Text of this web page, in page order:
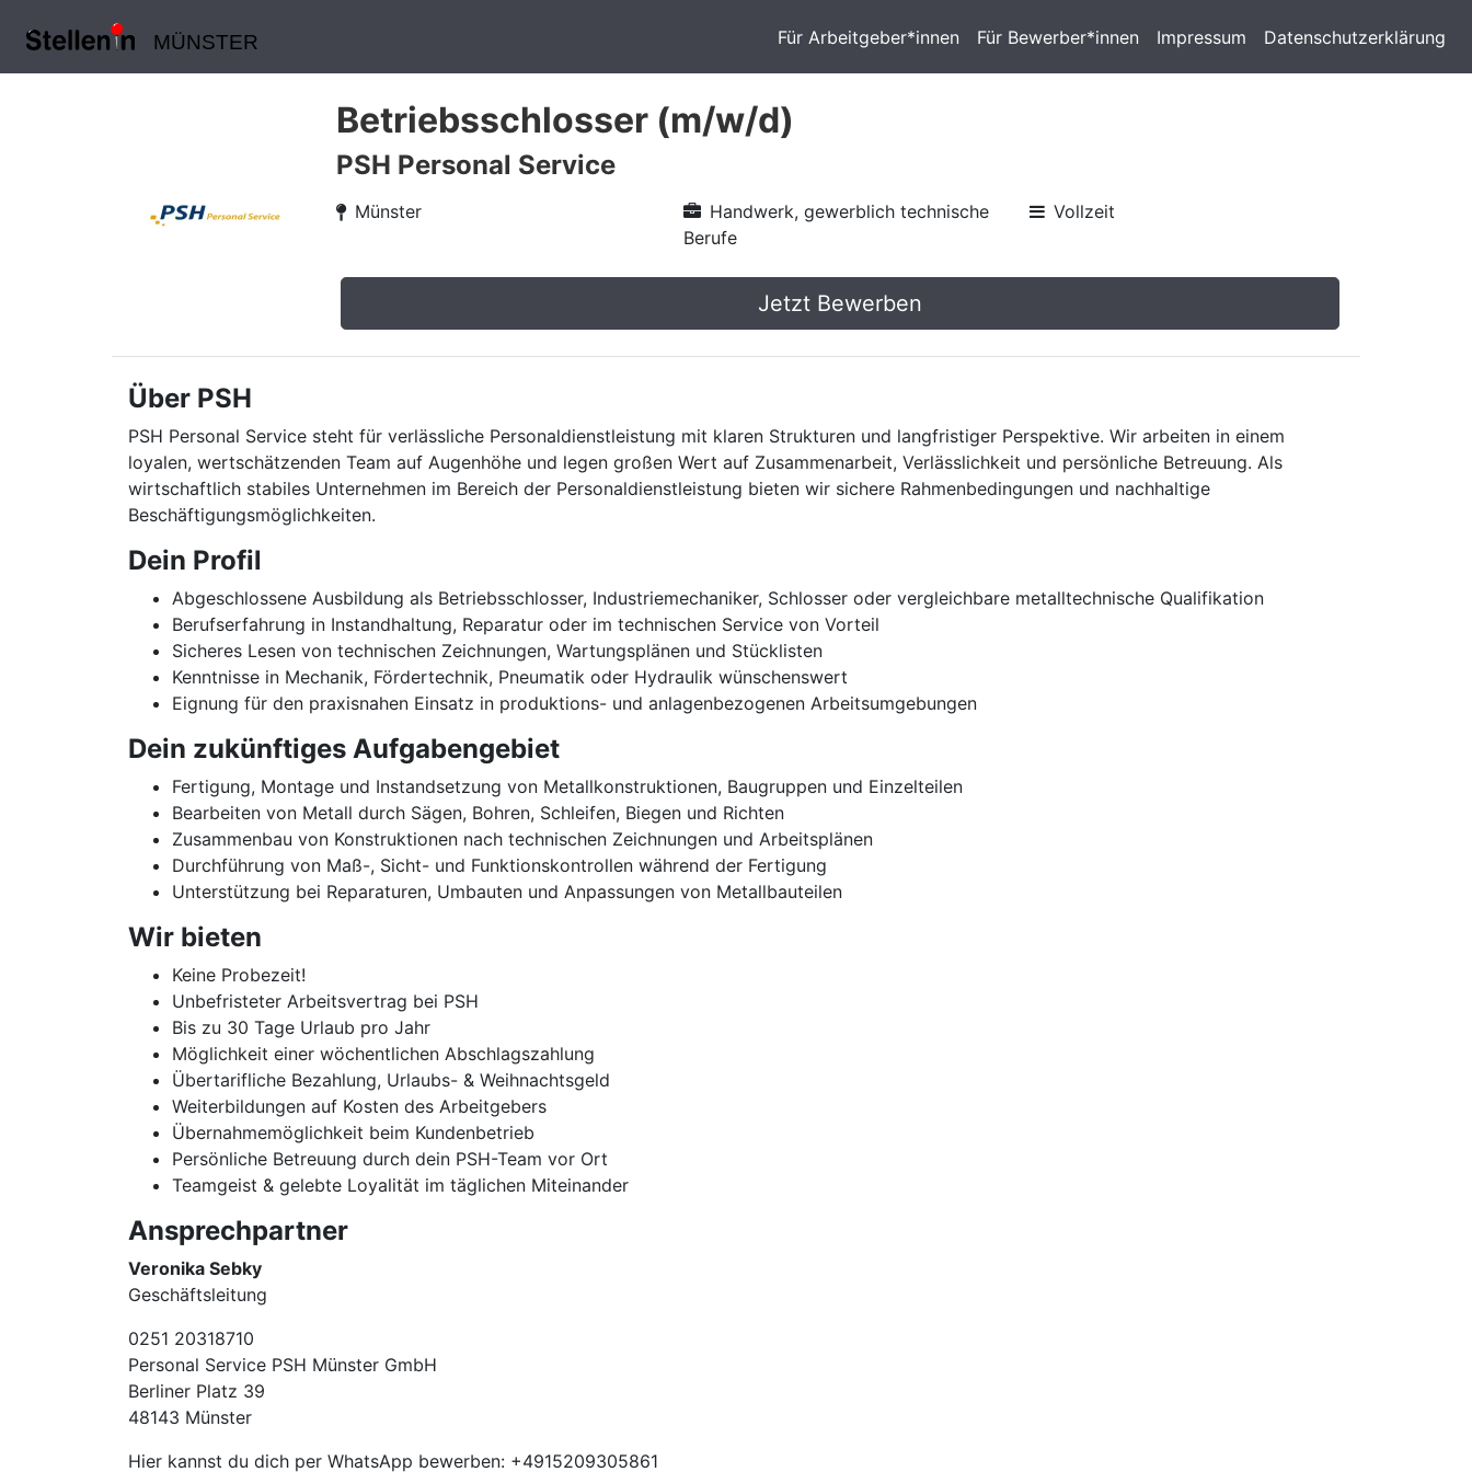
MÜNSTER Für Arbeitgeber*innen Für Bewerber*innen Impressum Datenschutzerklärung
Betriebsschlosser (m/w/d)
PSH Personal Service
Münster
Handwerk, gewerblich technische
Berufe
Vollzeit
Jetzt Bewerben
Über PSH
PSH Personal Service steht für verlässliche Personaldienstleistung mit klaren Strukturen und langfristiger Perspektive. Wir arbeiten in einem
loyalen, wertschätzenden Team auf Augenhöhe und legen großen Wert auf Zusammenarbeit, Verlässlichkeit und persönliche Betreuung. Als
wirtschaftlich stabiles Unternehmen im Bereich der Personaldienstleistung bieten wir sichere Rahmenbedingungen und nachhaltige
Beschäftigungsmöglichkeiten.
Dein Profil
Abgeschlossene Ausbildung als Betriebsschlosser, Industriemechaniker, Schlosser oder vergleichbare metalltechnische Qualifikation
Berufserfahrung in Instandhaltung, Reparatur oder im technischen Service von Vorteil
Sicheres Lesen von technischen Zeichnungen, Wartungsplänen und Stücklisten
Kenntnisse in Mechanik, Fördertechnik, Pneumatik oder Hydraulik wünschenswert
Eignung für den praxisnahen Einsatz in produktions- und anlagenbezogenen Arbeitsumgebungen
Dein zukünftiges Aufgabengebiet
Fertigung, Montage und Instandsetzung von Metallkonstruktionen, Baugruppen und Einzelteilen
Bearbeiten von Metall durch Sägen, Bohren, Schleifen, Biegen und Richten
Zusammenbau von Konstruktionen nach technischen Zeichnungen und Arbeitsplänen
Durchführung von Maß-, Sicht- und Funktionskontrollen während der Fertigung
Unterstützung bei Reparaturen, Umbauten und Anpassungen von Metallbauteilen
Wir bieten
Keine Probezeit!
Unbefristeter Arbeitsvertrag bei PSH
Bis zu 30 Tage Urlaub pro Jahr
Möglichkeit einer wöchentlichen Abschlagszahlung
Übertarifliche Bezahlung, Urlaubs- & Weihnachtsgeld
Weiterbildungen auf Kosten des Arbeitgebers
Übernahmemöglichkeit beim Kundenbetrieb
Persönliche Betreuung durch dein PSH-Team vor Ort
Teamgeist & gelebte Loyalität im täglichen Miteinander
Ansprechpartner
Veronika Sebky
Geschäftsleitung
0251 20318710
Personal Service PSH Münster GmbH
Berliner Platz 39
48143 Münster
Hier kannst du dich per WhatsApp bewerben: +4915209305861